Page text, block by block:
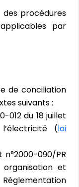
des procédures
par
de conciliation
suivants :
012 du 18 juillet
(loi
n°2000-090/PR
et